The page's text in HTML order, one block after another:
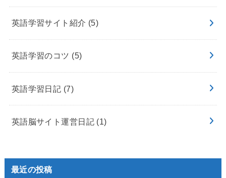
英語学習サイト紹介 (5)
英語学習のコツ (5)
英語学習日記 (7)
英語脳サイト運営日記 (1)
最近の投稿